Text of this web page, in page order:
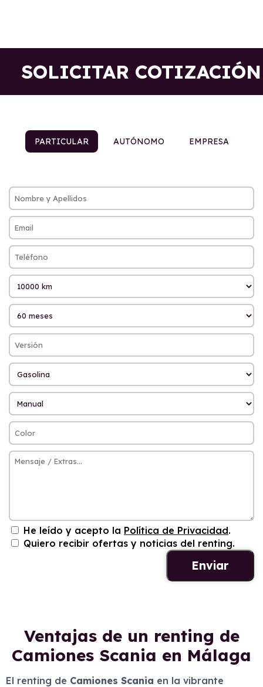
SOLICITAR COTIZACIÓN
PARTICULAR AUTÓNOMO EMPRESA
He leído y acepto la Política de Privacidad.
Quiero recibir ofertas y noticias del renting.
Ventajas de un renting de
Camiones Scania en Málaga
El renting de Camiones Scania en la vibrante